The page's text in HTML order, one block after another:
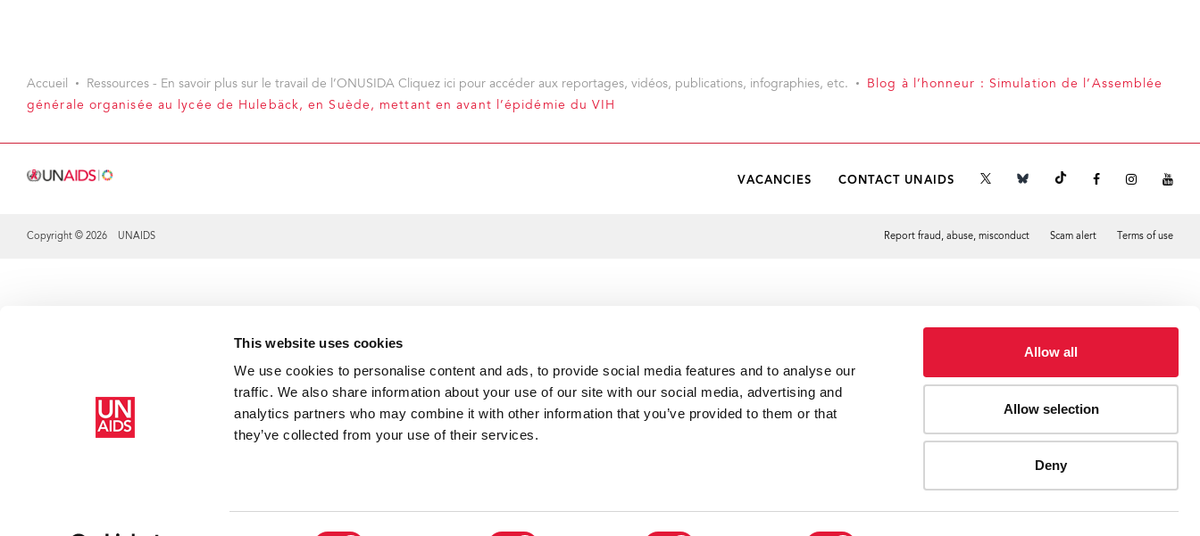
This website uses cookies
We use cookies to personalise content and ads, to provide social media features and to analyse our
traffic. We also share information about your use of our site with our social media, advertising and
analytics partners who may combine it with other information that you’ve provided to them or that
they’ve collected from your use of their services.
Allow all
Allow selection
Deny
Accueil Ressources - En savoir plus sur le travail de l’ONUSIDA Cliquez ici pour accéder aux reportages, vidéos, publications, infographies, etc.
Blog à l’honneur : Simulation de l’Assemblée
générale organisée au lycée de Hulebäck, en Suède, mettant en avant l’épidémie du VIH
VACANCIES CONTACT UNAIDS
Copyright © 2026 UNAIDS Report fraud, abuse, misconduct Scam alert Terms of use